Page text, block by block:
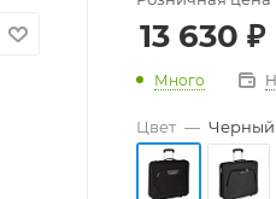
13 630 ₽
Много
Цвет — Черный